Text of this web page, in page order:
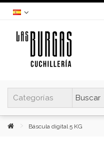
Báscula digital 5 KG